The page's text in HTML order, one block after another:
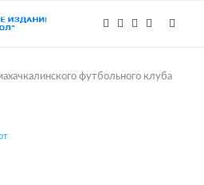
футбольного клуба